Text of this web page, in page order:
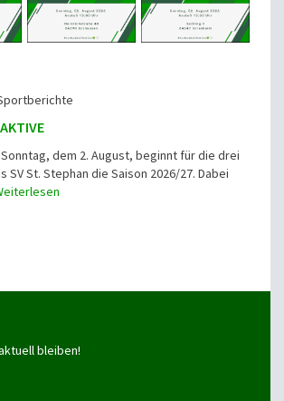
dem 2. August, beginnt für die drei
SV St. Stephan die Saison 2026/27. Dabei
bleiben!